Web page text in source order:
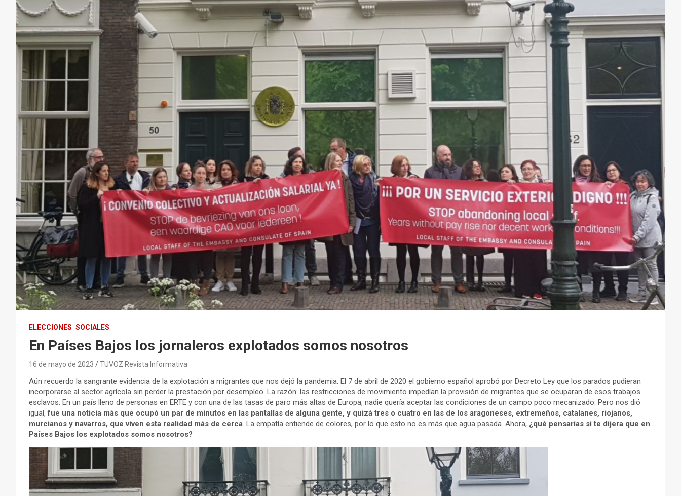
ELECCIONES SOCIALES
En Países Bajos los jornaleros explotados somos nosotros
16 de mayo de 2023 TUVOZ Revista Informativa
Aún recuerdo la sangrante evidencia de la explotación a migrantes que nos dejó la pandemia. El 7 de abril de 2020 el gobierno español aprobó por Decreto Ley que los parados pudieran
incorporarse al sector agrícola sin perder la prestación por desempleo. La razón: las restricciones de movimiento impedían la provisión de migrantes que se ocuparan de esos trabajos
esclavos. En un país lleno de personas en ERTE y con una de las tasas de paro más altas de Europa, nadie quería aceptar las condiciones de un campo poco mecanizado. Pero nos dió
igual,fue una noticia más que ocupó un par de minutos en las pantallas de alguna gente, y quizá tres o cuatro en las de los aragoneses, extremeños, catalanes, riojanos,
murcianos y navarros, que viven esta realidad más de cerca. La empatía entiende de colores, por lo que esto no es más que agua pasada. Ahora, ¿qué pensarías si te dijera que en
Países Bajos los explotados somos nosotros?